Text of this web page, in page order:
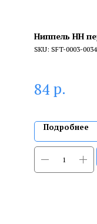
Ниппель НН
SKU: SFT-0003-
84 р.
Подробнее